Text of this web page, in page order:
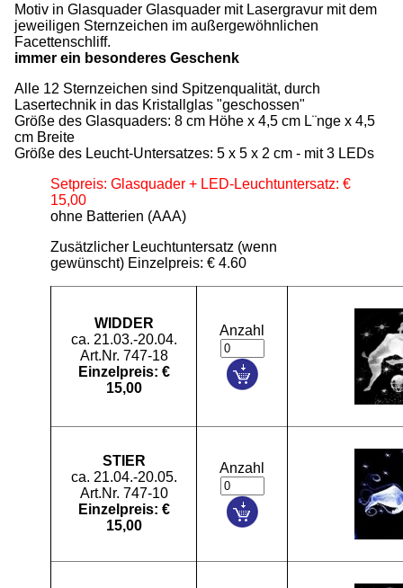
Motiv in Glasquader Glasquader mit Lasergravur mit dem
jeweiligen Sternzeichen im außergewöhnlichen
Facettenschliff.
immer ein besonderes Geschenk
Alle 12 Sternzeichen sind Spitzenqualität, durch
Lasertechnik in das Kristallglas "geschossen"
Größe des Glasquaders: 8 cm Höhe x 4,5 cm L¨nge x 4,5
cm Breite
Größe des Leucht-Untersatzes: 5 x 5 x 2 cm - mit 3 LEDs
Setpreis: Glasquader + LED-Leuchtuntersatz: €
15,00
ohne Batterien (AAA)
Zusätzlicher Leuchtuntersatz (wenn
gewünscht) Einzelpreis: € 4.60
WIDDER
ca. 21.03.-20.04.
Art.Nr. 747-18
Einzelpreis: €
15,00
Anzahl
STIER
ca. 21.04.-20.05.
Art.Nr. 747-10
Einzelpreis: €
15,00
Anzahl